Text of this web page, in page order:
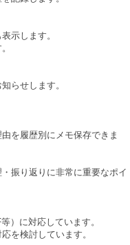
示します。
らせします。
を履歴別にメモ保存できま
振り返りに非常に重要なポイ
）に対応しています。
を検討しています。